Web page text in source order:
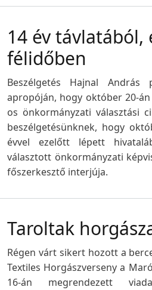
14 év távlatából,
félidőben
Beszélgetés Hajnal András
apropóján, hogy október 20-
os önkormányzati választási
beszélgetésünknek, hogy
évvel ezelőtt lépett
választott önkormányzati
főszerkesztő interjúja.
Taroltak
Régen várt sikert hozott a
Textiles Horgászverseny a
16-án megrendezett